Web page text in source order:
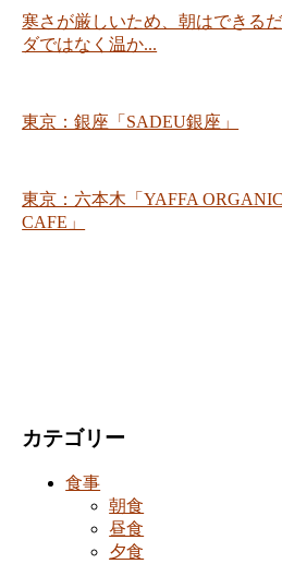
寒さが厳しいため、朝はできる
ダではなく温か...
東京：銀座「SADEU銀座」
東京：六本木「YAFFA ORGANIC
CAFE」
カテゴリー
食事
朝食
昼食
夕食